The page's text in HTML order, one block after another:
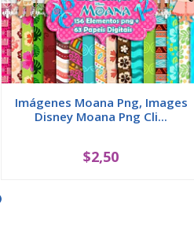
Imágenes Moana Png, Images
Disney Moana Png Cli...
$2,50